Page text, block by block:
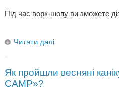
Під час ворк-шопу ви зможете
Читати далі
Як пройшли весняні
CAMP»?